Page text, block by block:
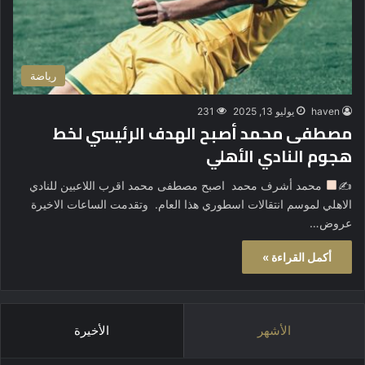
رياضة
haven يوليو 13, 2025 231
مصطفى محمد أصبح الهدف الرئيسي لخط
هجوم النادي الأهلي
✍
محمد أشرف محمد اصبح مصطفى محمد اقرب اللاعبين للنادي
الاهلي لموسم انتقالات اسطوري هذا العام. وتقدمت الساعات الاخيرة
عروض…
أكمل القراءة »
الأشهر الأخيرة